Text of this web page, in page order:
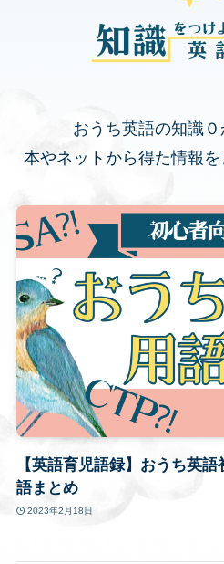
おうち英語の知識０
本やネットから得た情報を
【英語育児語録】おうち英
語まとめ
2023年2月18日